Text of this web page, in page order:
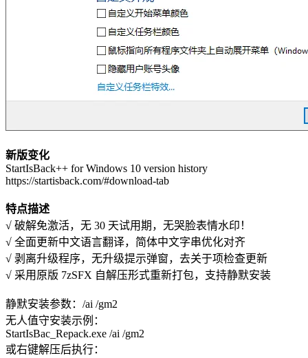
新版变化
StartIsBack++ for Windows 10 version history
https://startisback.com/#download-tab
特点描述
√ 破解免激活，无 30 天试用期，无哭脸表情水印！
√ 全面更新中文语言翻译，简体中文字串优化对齐
√ 剥离升级程序，无升级提示弹窗，去关于项检查更新
√ 采用原版 7zSFX 自解压形式重新打包，支持静默安装
静默安装参数：/ai /gm2
无人值守安装示例：
StartIsBac_Repack.exe /ai /gm2
或右键解压后执行：